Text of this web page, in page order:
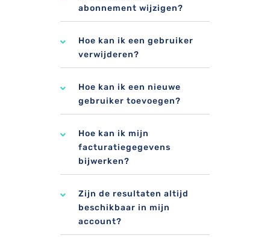
abonnement wijzigen?
Hoe kan ik een gebruiker
verwijderen?
Hoe kan ik een nieuwe
gebruiker toevoegen?
Hoe kan ik mijn
facturatiegegevens
bijwerken?
Zijn de resultaten altijd
beschikbaar in mijn
account?